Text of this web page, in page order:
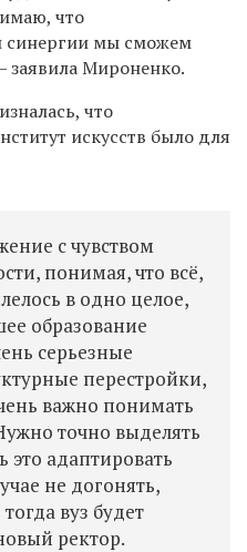
что
синергии мы сможем
заявила Мироненко.
что
искусств было для
с чувством
понимая, что всё,
в одно целое,
образование
серьезные
перестройки,
важно понимать
точно выделять
это адаптировать
не догонять,
вуз будет
ректор.